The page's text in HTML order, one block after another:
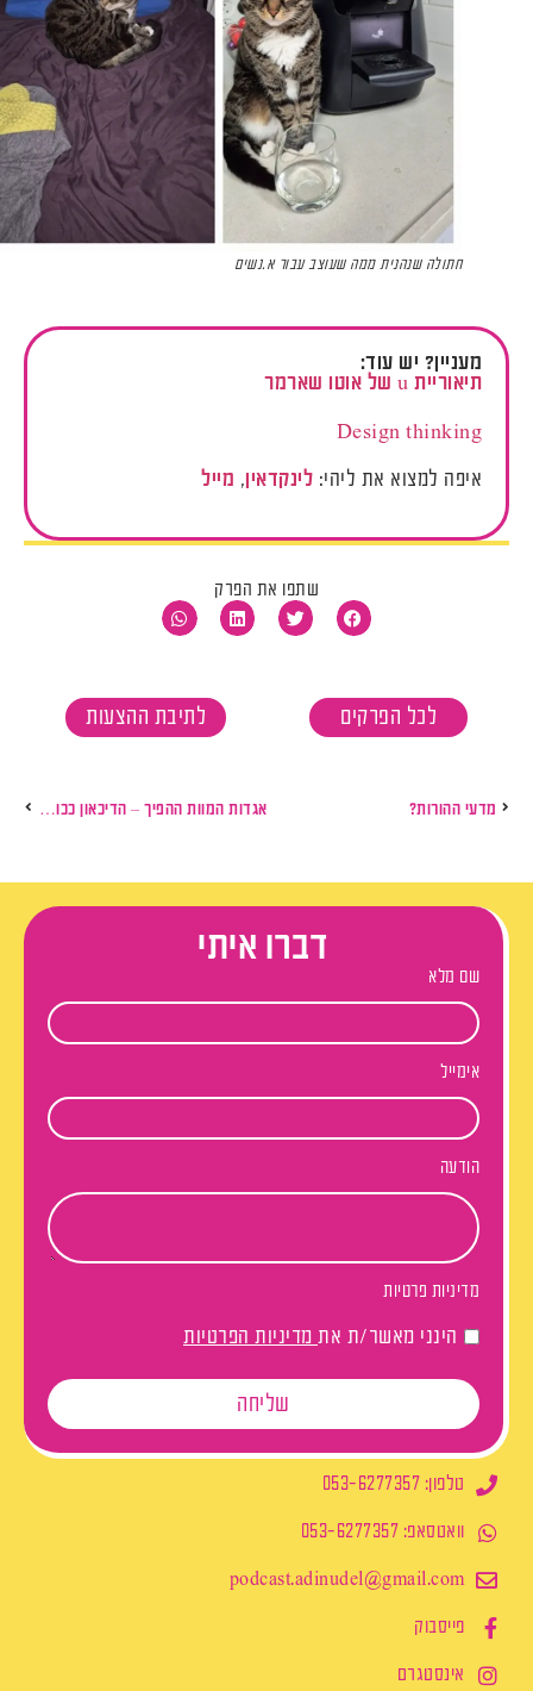
חתולה שנהנית ממה שעוצב עבור א.נשים
מעניין? יש עוד:
תיאוריית u של אוטו שארמר
Design thinking
איפה למצוא את ליהי: לינקדאין, מייל
שתפו את הפרק
לכל הפרקים לתיבת ההצעות
מדעי ההורות? אגדות המוות ההפיך – הדיכאון ככוח מרפא
דברו איתי
שם מלא
אימייל
הודעה
מדיניות פרטיות
הינני מאשר/ת את מדיניות הפרטיות
שליחה
טלפון: 053-6277357
וואטסאפ: 053-6277357
podcast.adinudel@gmail.com​
פייסבוק
אינסטגרם